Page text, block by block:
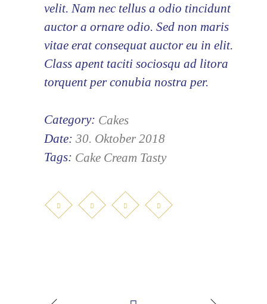
velit. Nam nec tellus a odio tincidunt
auctor a ornare odio. Sed non maris
vitae erat consequat auctor eu in elit.
Class apent taciti sociosqu ad litora
torquent per conubia nostra per.
Category: Cakes
Date: 30. Oktober 2018
Tags: Cake Cream Tasty